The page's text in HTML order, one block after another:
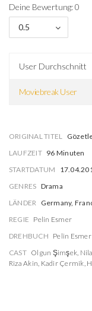
Deine Bewertung: 0
0.5
User Durchschnitt
Moviebreak User
ORIGINAL TITEL
LAUFZEIT 96 Minuten
STARTDATUM
GENRES Drama
LÄNDER Germany,
REGIE Pelin Esmer
DREHBUCH Pelin Esmer
CAST Olgun Şimşek,
Riza Akin, Kadir Çermik,